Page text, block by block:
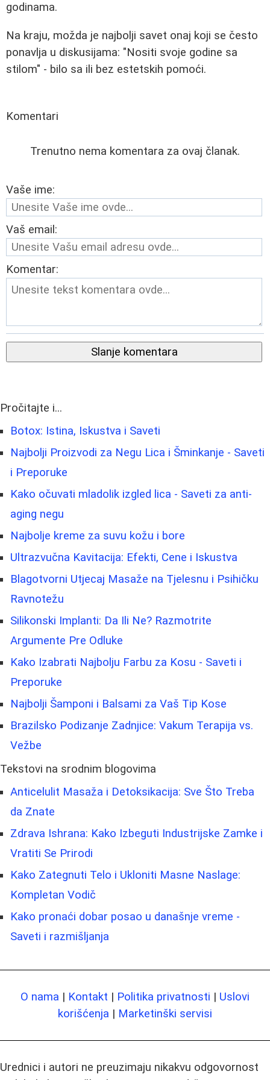
godinama.
Na kraju, možda je najbolji savet onaj koji se često
ponavlja u diskusijama: "Nositi svoje godine sa
stilom" - bilo sa ili bez estetskih pomoći.
Komentari
Trenutno nema komentara za ovaj članak.
Vaše ime:
Vaš email:
Komentar:
Slanje komentara
Pročitajte i...
Botox: Istina, Iskustva i Saveti
Najbolji Proizvodi za Negu Lica i Šminkanje - Saveti
i Preporuke
Kako očuvati mladolik izgled lica - Saveti za anti-
aging negu
Najbolje kreme za suvu kožu i bore
Ultrazvučna Kavitacija: Efekti, Cene i Iskustva
Blagotvorni Utjecaj Masaže na Tjelesnu i Psihičku
Ravnotežu
Silikonski Implanti: Da Ili Ne? Razmotrite
Argumente Pre Odluke
Kako Izabrati Najbolju Farbu za Kosu - Saveti i
Preporuke
Najbolji Šamponi i Balsami za Vaš Tip Kose
Brazilsko Podizanje Zadnjice: Vakum Terapija vs.
Vežbe
Tekstovi na srodnim blogovima
Anticelulit Masaža i Detoksikacija: Sve Što Treba
da Znate
Zdrava Ishrana: Kako Izbeguti Industrijske Zamke i
Vratiti Se Prirodi
Kako Zategnuti Telo i Ukloniti Masne Naslage:
Kompletan Vodič
Kako pronaći dobar posao u današnje vreme -
Saveti i razmišljanja
O nama | Kontakt | Politika privatnosti | Uslovi
korišćenja | Marketinški servisi
Urednici i autori ne preuzimaju nikakvu odgovornost